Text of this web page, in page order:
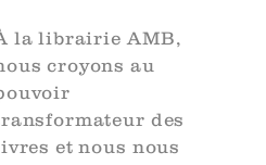
la librairie AMB,
croyons au
des
et nous nous